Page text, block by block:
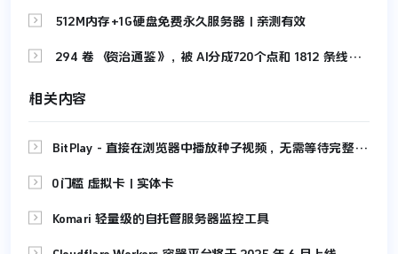
 512M内存+1G硬盘免费永久服务器 | 亲测有效
 294 卷《资治通鉴》，被 AI分成720个点和 1812 条线，拆解成可视化网站，让你快速读懂
相关内容
 BitPlay - 直接在浏览器中播放种子视频，无需等待完整下载
 0门槛 虚拟卡 | 实体卡
 Komari 轻量级的自托管服务器监控工具